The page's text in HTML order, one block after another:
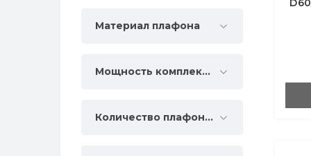
Материал плафона
Мощность комплектации, Вт
Количество плафонов